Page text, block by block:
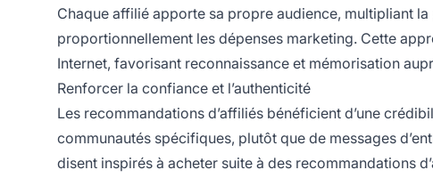
Chaque affilié apporte sa propre audience, multipliant
proportionnellement les dépenses marketing. Cette
Internet, favorisant reconnaissance et mémorisation
Renforcer la confiance et l’authenticité
Les recommandations d’affiliés bénéficient d’une
communautés spécifiques, plutôt que de messages
disent inspirés à acheter suite à des recommandations